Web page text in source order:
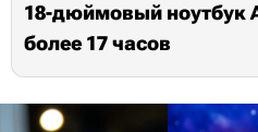
18-дюймовый ноутбук
более 17 часов